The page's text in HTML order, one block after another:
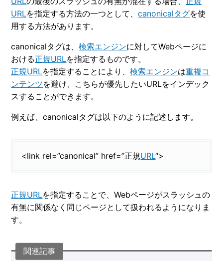
URLを指定する方法の一つとして、canonicalタグを使
用する方法があります。
canonicalタグは、検索エンジンに対してWebページに
おける正規URLを指定するものです。
正規URLを指定することにより、検索エンジンは重複コ
ンテンツを避け、こちらが優先したいURLをインデック
スすることができます。
例えば、canonicalタグは以下のように記述します。
<link rel=”canonical” href=”正規URL“>
正規URLを指定することで、Webページがスラッシュの
有無に関係なく同じページとして扱われるようになりま
す。